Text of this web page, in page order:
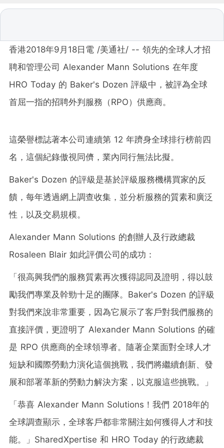
香港2018年9月18日電 /美通社/ -- 領先的全球人才招
聘和管理公司 Alexander Mann Solutions 在年度
HRO Today 的 Baker's Dozen 評級中，被評為全球
首屈一指的招聘外判服務（RPO）供應商。
這榮譽標誌著本公司連續第 12 年躋身全球排行榜前四
名，這個紀錄傲視同儕，業內同行無法比擬。
Baker's Dozen 的評級是基於評級服務機構買家的反
饋，每年透過網上調查收集，並分析服務的質素和廣泛
性，以及交易規模。
Alexander Mann Solutions 的創辦人及行政總裁
Rosaleen Blair 如此評價公司的成功：
「很高興我們的服務質素再次獲得認同及證明，得以鼓
勵我們專業及幹勁十足的團隊。Baker's Dozen 的評級
對我們來說非常重要，因為它展示了客戶對我們服務的
直接評價，更證明了 Alexander Mann Solutions 的確
是 RPO 供應商的全球領導者。隨著企業面對全球人才
短缺和國際勞動力演化這個挑戰，我們將繼續創新、發
展和部署革新的勞動力解決方案，以克服這些挑戰。」
「恭喜 Alexander Mann Solutions！我們 2018年的
全球調查顯示，全球客戶都非常關注如何獲得人才和技
能。」SharedXpertise 和 HRO Today 的行政總裁